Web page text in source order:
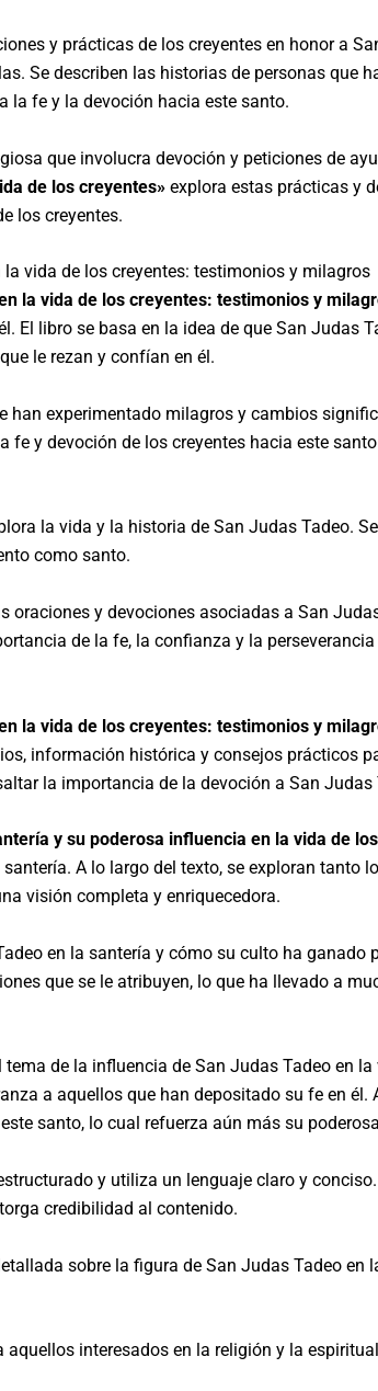
y prácticas de los creyentes en honor a
Se describen las historias de personas que
la fe y la devoción hacia este santo.
que involucra devoción y peticiones de
de los creyentes» explora estas prácticas y
los creyentes.
vida de los creyentes: testimonios y milagros
la vida de los creyentes: testimonios y
El libro se basa en la idea de que San Judas
le rezan y confían en él.
han experimentado milagros y cambios
fe y devoción de los creyentes hacia este
la vida y la historia de San Judas Tadeo.
como santo.
y devociones asociadas a San
de la fe, la confianza y la
la vida de los creyentes: testimonios y
información histórica y consejos prácticos
la importancia de la devoción a San Judas
y su poderosa influencia en la vida de
A lo largo del texto, se exploran tanto
visión completa y enriquecedora.
en la santería y cómo su culto ha ganado
que se le atribuyen, lo que ha llevado a
de la influencia de San Judas Tadeo en
a aquellos que han depositado su fe en
santo, lo cual refuerza aún más su
y utiliza un lenguaje claro y
credibilidad al contenido.
sobre la figura de San Judas Tadeo
aquellos interesados en la religión y la